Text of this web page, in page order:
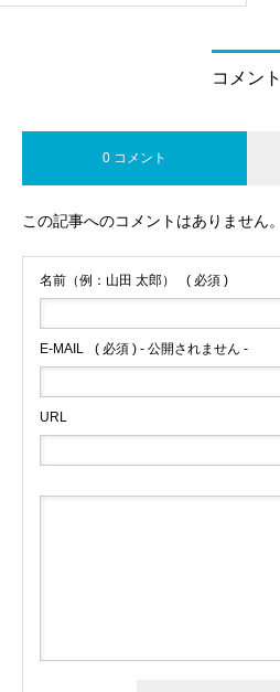
コメント
0 コメント
この記事へのコメントはありません。
名前（例：山田 太郎） ( 必須 )
E-MAIL ( 必須 ) - 公開されません -
URL